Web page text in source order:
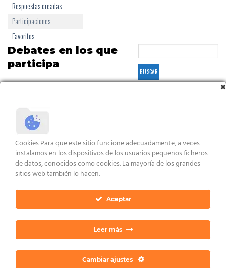
Respuestas creadas
Participaciones
Favoritos
Debates en los que
participa
Debate
¡Hola a todos!
Iniciado por:
kimpbal
en:Presentate/Cuestiones
3 4
hace 3 años, 11
meses
Dan Ratia
Viendo 1 debate (de un total de 1)
Cookies Para que este sitio funcione adecuadamente, a veces
instalamos en los dispositivos de los usuarios pequeños ficheros
de datos, conocidos como cookies. La mayoría de los grandes
sitios web también lo hacen.
Aceptar
Leer más
Cambiar ajustes